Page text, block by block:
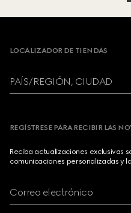
LOCALIZADOR DE TIENDAS
PAÍS/REGIÓN, CIUDAD
REGÍSTRESE PARA RECIBIR LAS
Reciba actualizaciones exclusivas
comunicaciones personalizadas y
Correo electrónico